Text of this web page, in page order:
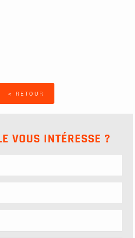
< RETOUR
VOUS INTÉRESSE ?